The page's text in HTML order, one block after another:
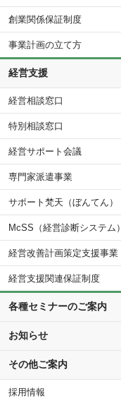
創業関係保証制度
事業計画の立て方
経営支援
経営相談窓口
特別相談窓口
経営サポート会議
専門家派遣事業
サポート梵天（ぼんてん）
McSS（経営診断システム）
経営改善計画策定支援事業
経営支援関連保証制度
各種セミナーのご案内
お知らせ
その他ご案内
採用情報